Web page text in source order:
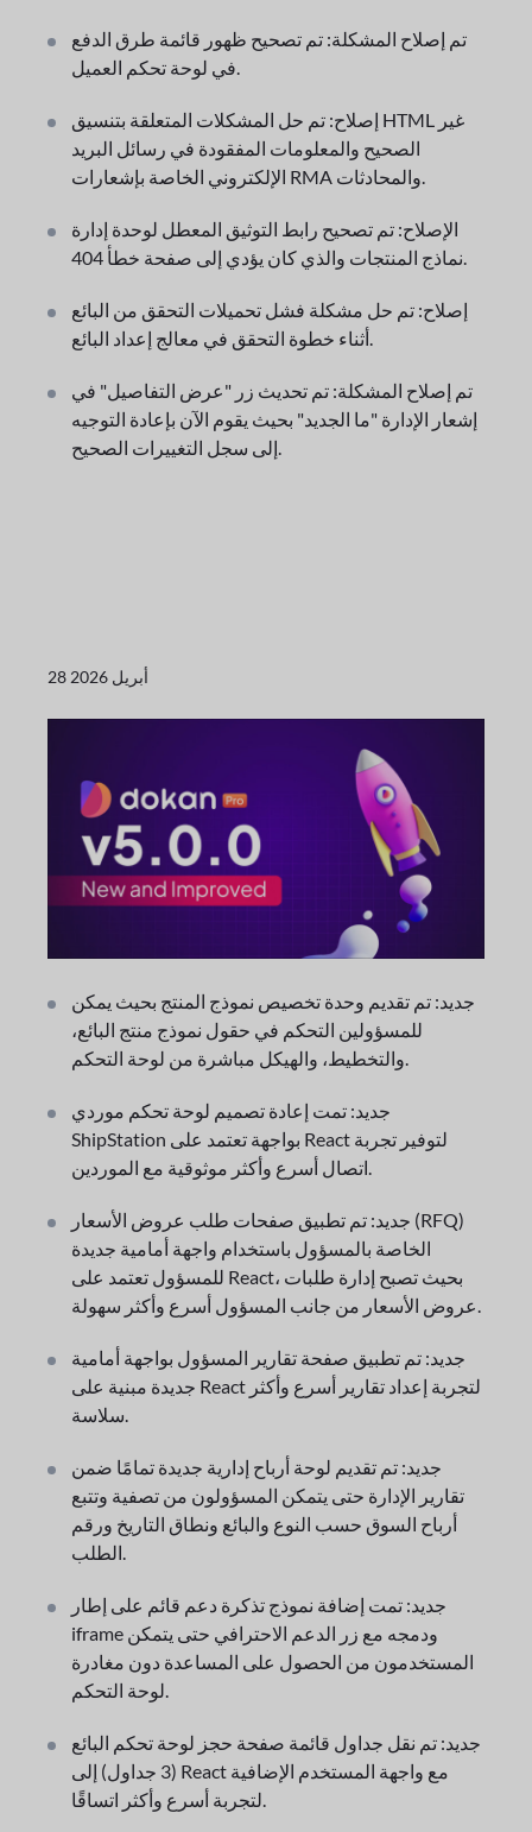
تم إصلاح المشكلة: تم تصحيح ظهور قائمة طرق الدفع
في لوحة تحكم العميل.
إصلاح: تم حل المشكلات المتعلقة بتنسيق HTML غير
الصحيح والمعلومات المفقودة في رسائل البريد
الإلكتروني الخاصة بإشعارات RMA والمحادثات.
الإصلاح: تم تصحيح رابط التوثيق المعطل لوحدة إدارة
نماذج المنتجات والذي كان يؤدي إلى صفحة خطأ 404.
إصلاح: تم حل مشكلة فشل تحميلات التحقق من البائع
أثناء خطوة التحقق في معالج إعداد البائع.
تم إصلاح المشكلة: تم تحديث زر "عرض التفاصيل" في
إشعار الإدارة "ما الجديد" بحيث يقوم الآن بإعادة التوجيه
إلى سجل التغييرات الصحيح.
28 أبريل 2026
جديد: تم تقديم وحدة تخصيص نموذج المنتج بحيث يمكن
للمسؤولين التحكم في حقول نموذج منتج البائع،
جديد: تمت إعادة تصميم لوحة تحكم موردي
ShipStation بواجهة تعتمد على React لتوفير تجربة
جديد: تم تطبيق صفحات طلب عروض الأسعار (RFQ)
الخاصة بالمسؤول باستخدام واجهة أمامية جديدة
للمسؤول تعتمد على React، بحيث تصبح إدارة طلبات
جديد: تم تطبيق صفحة تقارير المسؤول بواجهة أمامية
جديدة مبنية على React لتجربة إعداد تقارير أسرع وأكثر
جديد: تم تقديم لوحة أرباح إدارية جديدة تمامًا ضمن
تقارير الإدارة حتى يتمكن المسؤولون من تصفية وتتبع
أرباح السوق حسب النوع والبائع ونطاق التاريخ ورقم
جديد: تمت إضافة نموذج تذكرة دعم قائم على إطار
iframe ودمجه مع زر الدعم الاحترافي حتى يتمكن
المستخدمون من الحصول على المساعدة دون مغادرة
جديد: تم نقل جداول قائمة صفحة حجز لوحة تحكم البائع
(3 جداول) إلى React مع واجهة المستخدم الإضافية